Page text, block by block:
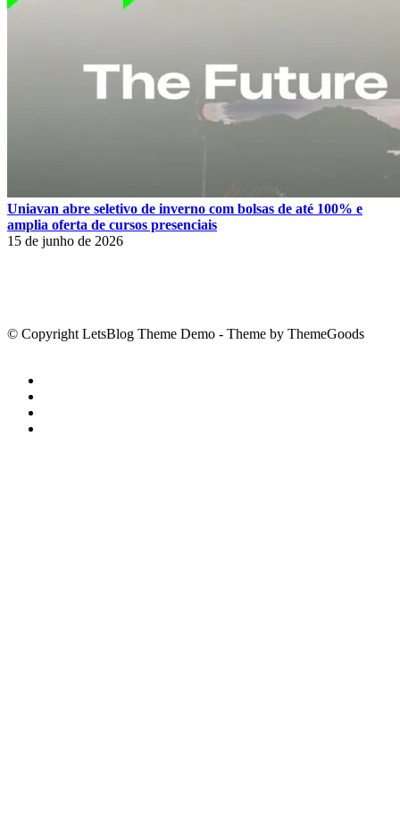
Uniavan abre seletivo de inverno com bolsas de até 100% e
amplia oferta de cursos presenciais
15 de junho de 2026
© Copyright LetsBlog Theme Demo - Theme by ThemeGoods